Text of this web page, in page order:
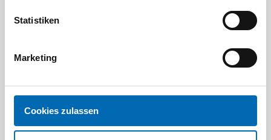
Statistiken
Marketing
Cookies zulassen
Bit-
Artikel-Nr.